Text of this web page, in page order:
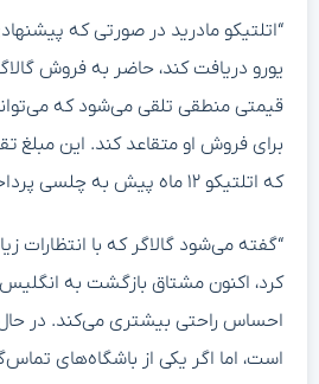
یورو دریافت کند، حاضر به فروش
قیمتی منطقی تلقی می‌شود که می‌تواند
برای فروش او متقاعد کند. این مبلغ
که اتلتیکو ۱۲ ماه پیش به چلسی پرداخت کرد.”
“گفته می‌شود گالاگر که با انتظارات
کرد، اکنون مشتاق بازگشت به
احساس راحتی بیشتری می‌کند. در
است، اما اگر یکی از باشگاه‌های